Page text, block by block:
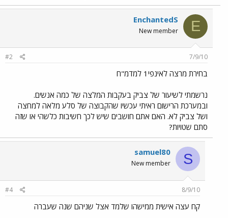
E
EnchantedS
New member
7/9/10
#2
בחירת מרצה לאינפי1 למדמ"ח
נרשמתי לשיעור של צביק בעקבות המלצה של כמה אנשים.
ובמערכת הרישום ראיתי עכשיו שהקבוצה של סלע מלאה למחצה
ושל צביק לא. האם אתם חושבים שיש לכך חשיבות כלשהי או שזה
סתם שטויות?
S
samuel80
New member
8/9/10
#4
קח עצה אישית ממישהו שלמד אצל שניהם שנה שעברה